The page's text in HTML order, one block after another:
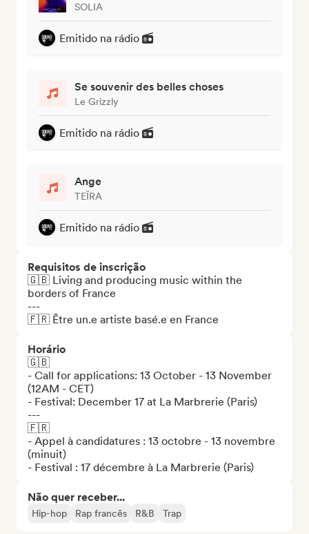
SOLIA
Emitido na rádio
Se souvenir des belles choses
Le Grizzly
Emitido na rádio
Ange
TEÏRA
Emitido na rádio
Requisitos de inscrição
🇬🇧 Living and producing music within the
borders of France
---
🇫🇷 Être un.e artiste basé.e en France
Horário
🇬🇧
- Call for applications: 13 October - 13 November
(12AM - CET)
- Festival: December 17 at La Marbrerie (Paris)
---
🇫🇷
- Appel à candidatures : 13 octobre - 13 novembre
(minuit)
- Festival : 17 décembre à La Marbrerie (Paris)
Não quer receber...
Hip-hop Rap francês R&B Trap